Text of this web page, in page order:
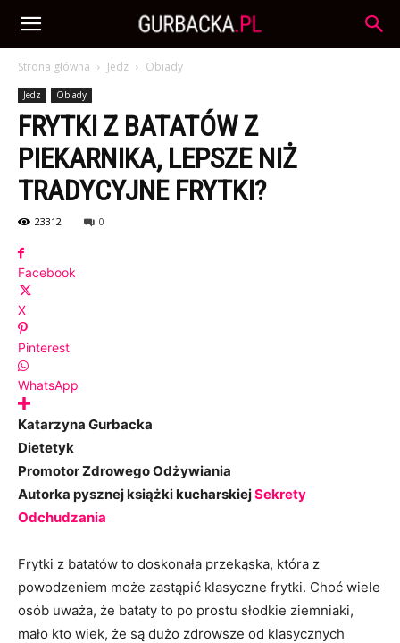
Strona główna Jedz Obiady
Jedz Obiady
FRYTKI Z BATATÓW Z
PIEKARNIKA, LEPSZE NIŻ
TRADYCYJNE FRYTKI?
23312 0
Facebook
X
Pinterest
WhatsApp
Katarzyna Gurbacka
Dietetyk
Promotor Zdrowego Odżywiania
Autorka pysznej książki kucharskiejSekrety
Odchudzania
Frytki z batatów to doskonała przekąska, która z
powodzeniem może zastąpić klasyczne frytki. Choć wiele
osób uważa, że bataty to po prostu słodkie ziemniaki,
mało kto wiek, że są dużo zdrowsze od klasycznych